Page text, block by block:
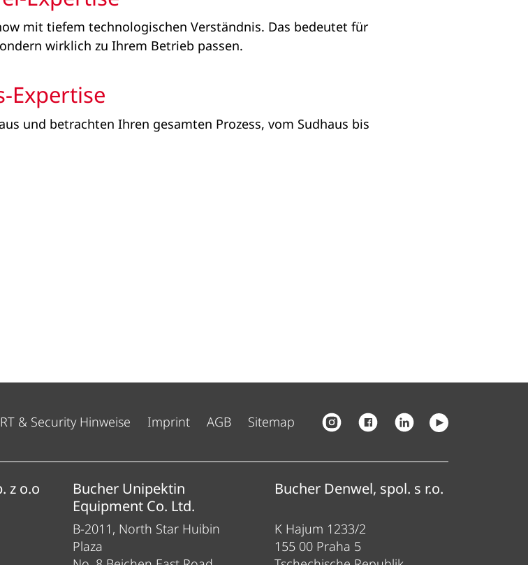
mit tiefem technologischen Verständnis. Das bedeutet für
wirklich zu Ihrem Betrieb passen.
und betrachten Ihren gesamten Prozess, vom Sudhaus bis
& Security Hinweise Imprint AGB Sitemap
z o.o
Bucher Unipektin
Equipment Co. Ltd.
B-2011, North Star Huibin
Plaza
Bucher Denwel, spol. s r.o.
K Hajum 1233/2
155 00 Praha 5